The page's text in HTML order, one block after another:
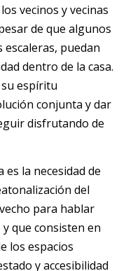
vecinos y vecinas
de que algunos
escaleras, puedan
dentro de la casa.
su espíritu
conjunta y dar
disfrutando de
la necesidad de
del
para hablar
que consisten en
los espacios
y accesibilidad